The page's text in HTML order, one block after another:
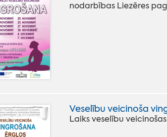
nodarbības Liezēres
Veselību veicinoša
Laiks veselību